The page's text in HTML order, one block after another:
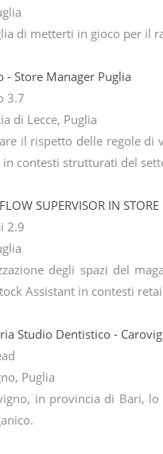
di metterti in gioco per il
- Store Manager Puglia
3.7
di Lecce, Puglia
il rispetto delle regole di
contesti strutturati del
SUPERVISOR IN
2.9
degli spazi del
Assistant in contesti
Studio Dentistico -
Puglia
in provincia di Bari,